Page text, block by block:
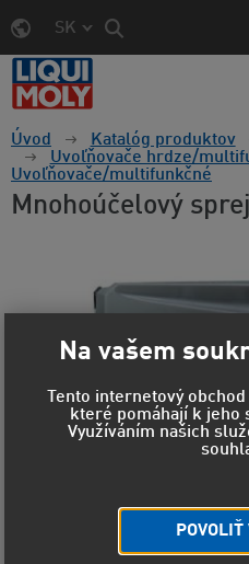
SK
Úvod Katalóg produktov
Uvoľňovače hrdze/
Uvoľňovače/multifunkčné
Mnohoúčelový
Na vašem
Tento internetový
které pomáhají k jeho
Využíváním našich
POVOLIŤ